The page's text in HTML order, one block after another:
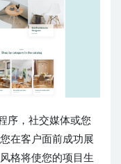
序，社交媒体或您
在客户面前成功展
格将使您的项目生